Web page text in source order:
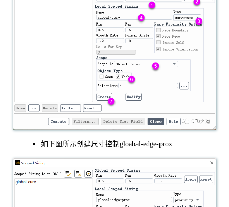
如下图所示创建尺寸控制gloabal-edge-prox